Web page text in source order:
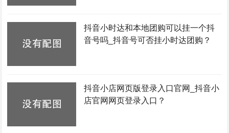
抖音小时达和本地团购可以挂一个抖
音号吗_抖音号可否挂小时达团购？
抖音小店网页版登录入口官网_抖音小
店官网网页登录入口？